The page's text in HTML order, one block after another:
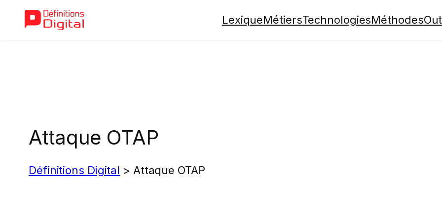
LexiqueMétiersTechnologiesMéthodes
Attaque OTAP
Définitions Digital > Attaque OTAP